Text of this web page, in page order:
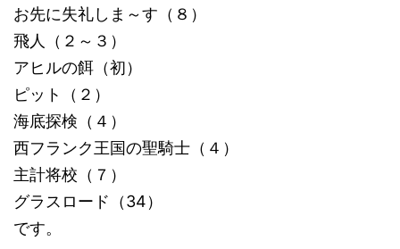
お先に失礼しま～す（８）
飛人（２～３）
アヒルの餌（初）
ピット（２）
海底探検（４）
西フランク王国の聖騎士（４）
主計将校（７）
グラスロード（34）
です。